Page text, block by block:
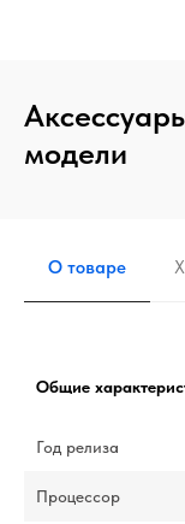
модели
О товаре
Общие
Год релиза
Процессор